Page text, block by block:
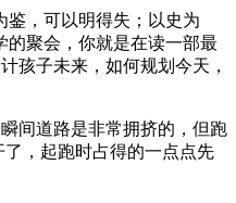
鉴，可以明得失；以史为
的聚会，你就是在读一部最
孩子未来，如何规划今天，
间道路是非常拥挤的，但跑
，起跑时占得的一点点先